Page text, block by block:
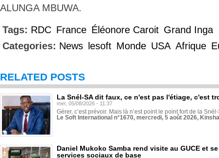
ALUNGA MBUWA.
Tags: RDC France Éléonore Caroit Grand Inga
Categories: News lesoft Monde USA Afrique
RELATED POSTS
La Snél-SA dit faux, ce n'est pas l'étiage, c'est
mer, 05/08/2026 - 11:37
Gérer, c’est prévoir. Mais là n’est point le point fort de la
Le Soft International n°1670, mercredi, 5 août 2026,
Daniel Mukoko Samba rend visite au GUCE et
services sociaux de base